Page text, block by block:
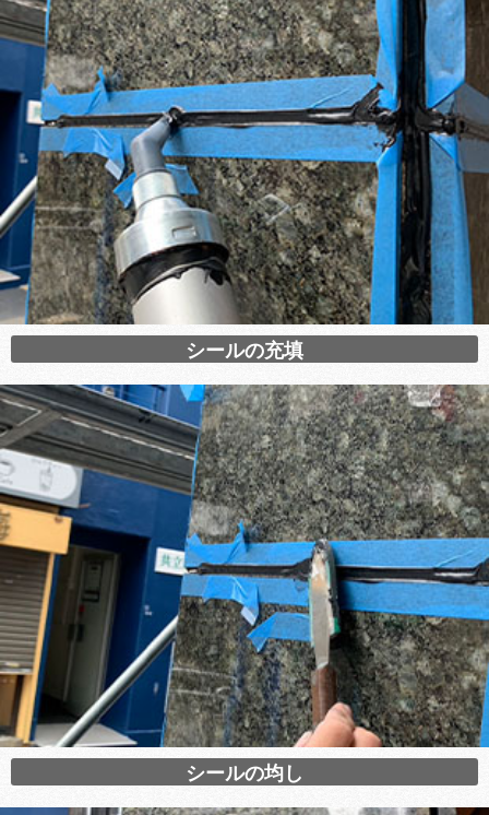
シールの充填
シールの均し